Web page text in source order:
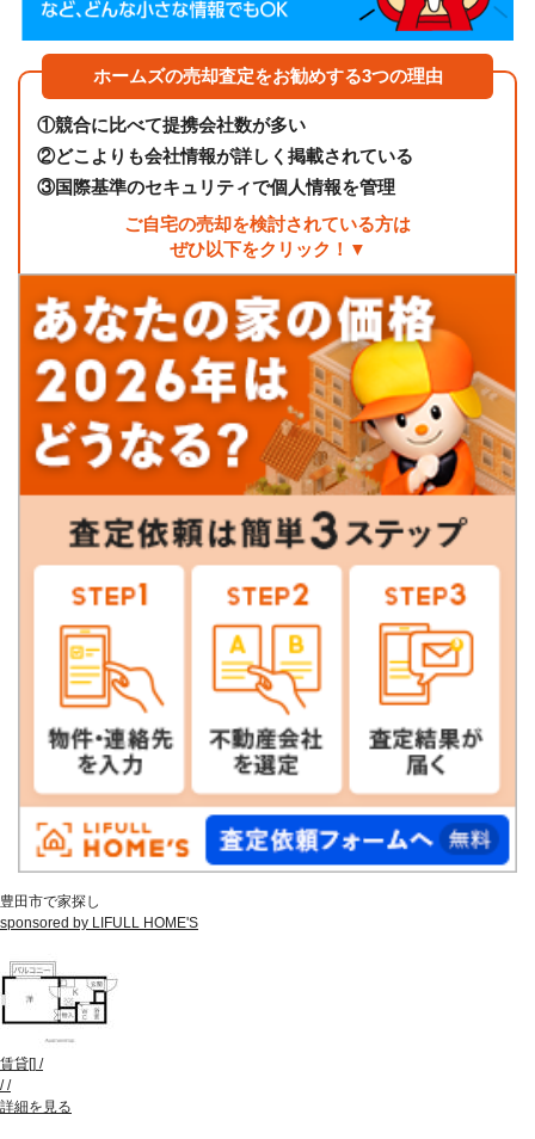
ホームズの売却査定をお勧めする3つの理由
①競合に比べて提携会社数が多い
②どこよりも会社情報が詳しく掲載されている
③国際基準のセキュリティで個人情報を管理
ご自宅の売却を検討されている方は
ぜひ以下をクリック！▼
豊田市で家探し
sponsored by LIFULL HOME'S
賃貸[] /
//
詳細を見る